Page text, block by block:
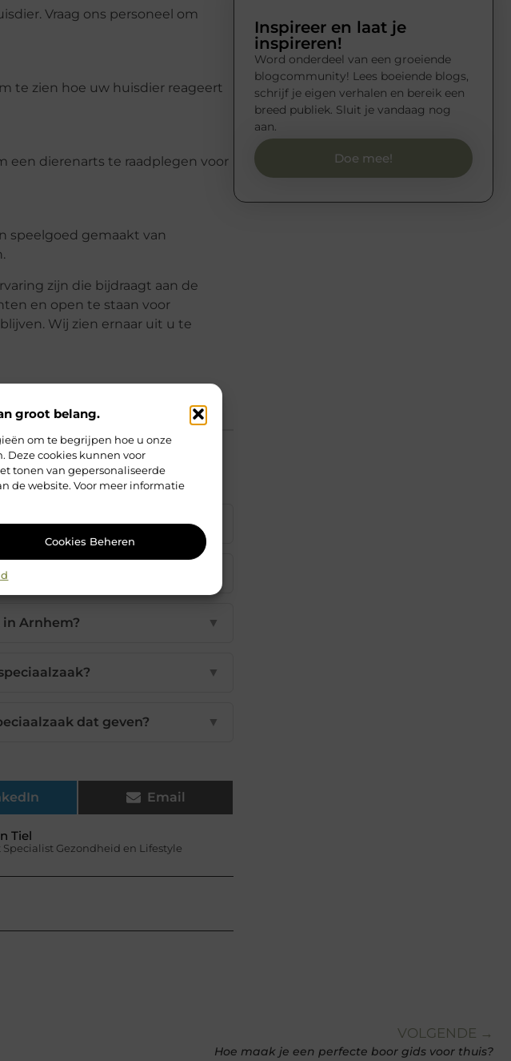
groot belang.
om te begrijpen hoe u onze
Deze cookies kunnen voor
tonen van gepersonaliseerde
de website. Voor meer informatie
Cookies Beheren
Vraag ons personeel om
te zien hoe uw huisdier reageert
een dierenarts te raadplegen voor
speelgoed gemaakt van
zijn die bijdraagt aan de
en open te staan voor
Wij zien ernaar uit u te
in Arnhem?
Arnhem? ▼
▼
dat geven? ▼
Email
Tiel
Specialist Gezondheid en Lifestyle
Inspireer en laat je
inspireren!
Word onderdeel van een groeiende
blogcommunity! Lees boeiende blogs,
schrijf je eigen verhalen en bereik een
breed publiek. Sluit je vandaag nog
aan.
Doe mee!
VOLGENDE →
Hoe maak je een perfecte boor gids voor thuis?